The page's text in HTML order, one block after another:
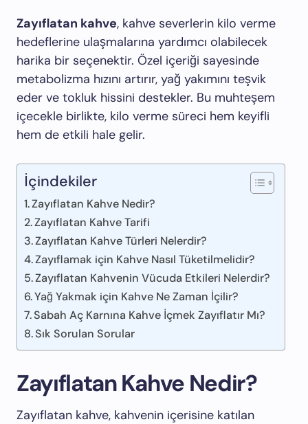
Zayıflatan kahve, kahve severlerin kilo verme
hedeflerine ulaşmalarına yardımcı olabilecek
harika bir seçenektir. Özel içeriği sayesinde
metabolizma hızını artırır, yağ yakımını teşvik
eder ve tokluk hissini destekler. Bu muhteşem
içecekle birlikte, kilo verme süreci hem keyifli
hem de etkili hale gelir.
İçindekiler
Zayıflatan Kahve Nedir?
Zayıflatan Kahve Tarifi
Zayıflatan Kahve Türleri Nelerdir?
Zayıflamak için Kahve Nasıl Tüketilmelidir?
Zayıflatan Kahvenin Vücuda Etkileri Nelerdir?
Yağ Yakmak için Kahve Ne Zaman İçilir?
Sabah Aç Karnına Kahve İçmek Zayıflatır Mı?
Sık Sorulan Sorular
Zayıflatan Kahve Nedir?
Zayıflatan kahve, kahvenin içerisine katılan